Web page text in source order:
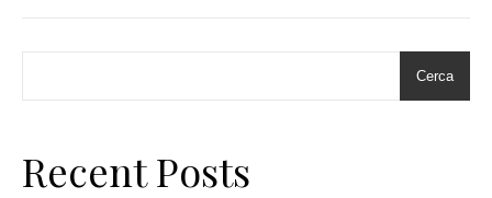
Cerca
Recent Posts